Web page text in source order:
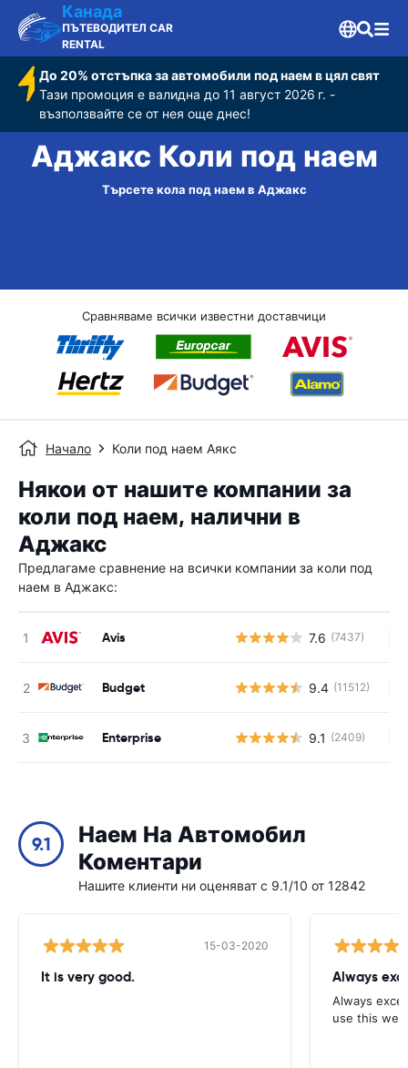
Канада
ПЪТЕВОДИТЕЛ CAR
RENTAL
До 20% отстъпка за автомобили под наем в цял свят
Тази промоция е валидна до 11 август 2026 г. -
възползвайте се от нея още днес!
Аджакс Коли под наем
Търсете кола под наем в Аджакс
Сравняваме всички известни доставчици
Начало Коли под наем Аякс
Някои от нашите компании за
коли под наем, налични в
Аджакс
Предлагаме сравнение на всички компании за коли под
наем в Аджакс:
Avis 7.6 (7437)
Budget 9.4 (11512)
Enterprise 9.1 (2409)
9.1
Наем На Автомобил
Коментари
Нашите клиенти ни оценяват с 9.1/10 от 12842
15-03-2020
It is very good. Always
Always
use this